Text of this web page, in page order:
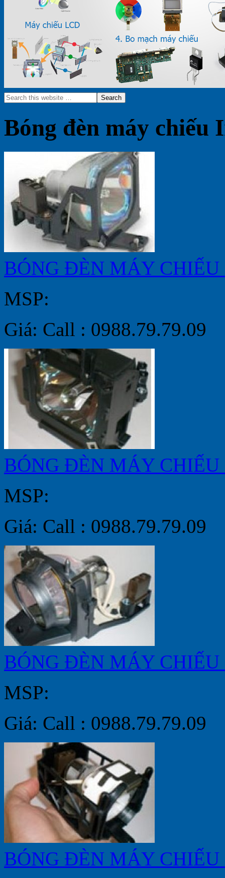
Bóng đèn máy chiếu
BÓNG ĐÈN MÁY CHIẾU
MSP:
Giá: Call : 0988.79.79.09
BÓNG ĐÈN MÁY CHIẾU
MSP:
Giá: Call : 0988.79.79.09
BÓNG ĐÈN MÁY CHIẾU
MSP:
Giá: Call : 0988.79.79.09
BÓNG ĐÈN MÁY CHIẾU